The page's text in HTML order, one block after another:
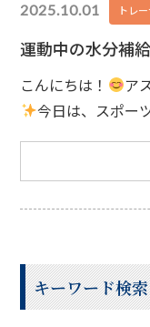
2025.10.01 トレ
運動中の水分補
こんにちは！
ア
今日は、スポー
ばOK…？運動中に
いる方も多いです
おけばいい」とい
の減少が元の体重
キーワード検索